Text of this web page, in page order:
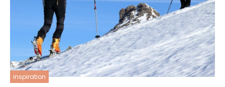
inspiration